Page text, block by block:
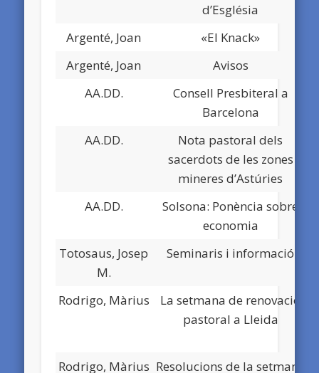
d’Església
Argenté, Joan
«El Knack»
Argenté, Joan
Avisos
AA.DD.
Consell Presbiteral a
Barcelona
AA.DD.
Nota pastoral dels
sacerdots de les zones
mineres d’Astúries
AA.DD.
Solsona: Ponència sobre
economia
Totosaus, Josep
M.
Seminaris i informació
Rodrigo, Màrius
La setmana de renovació
pastoral a Lleida
Rodrigo, Màrius Resolucions de la setmana